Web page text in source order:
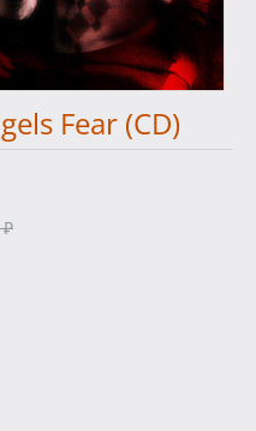
Fear (CD)
₽